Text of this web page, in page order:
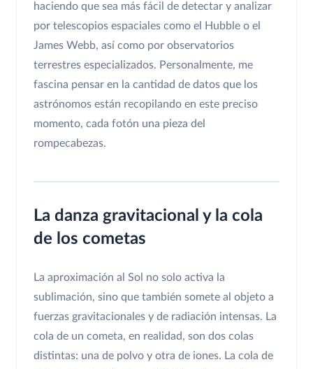
haciendo que sea más fácil de detectar y analizar
por telescopios espaciales como el Hubble o el
James Webb, así como por observatorios
terrestres especializados. Personalmente, me
fascina pensar en la cantidad de datos que los
astrónomos están recopilando en este preciso
momento, cada fotón una pieza del
rompecabezas.
La danza gravitacional y la cola
de los cometas
La aproximación al Sol no solo activa la
sublimación, sino que también somete al objeto a
fuerzas gravitacionales y de radiación intensas. La
cola de un cometa, en realidad, son dos colas
distintas: una de polvo y otra de iones. La cola de